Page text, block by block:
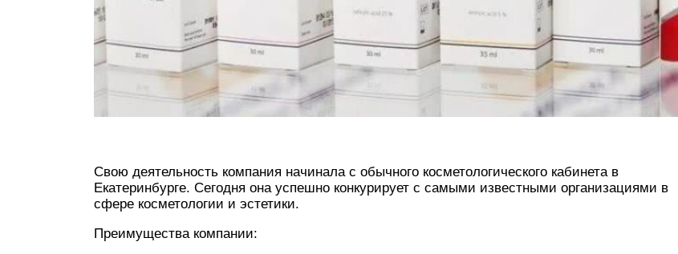
Свою деятельность компания начинала с обычного косметологического кабинета в
Екатеринбурге. Сегодня она успешно конкурирует с самыми известными организациями в
сфере косметологии и эстетики.
Преимущества компании: